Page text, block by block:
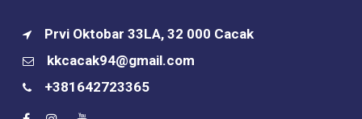
Prvi Oktobar 33LA, 32 000 Cacak
kkcacak94@gmail.com
+381642723365